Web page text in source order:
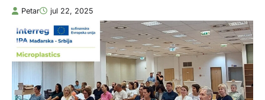
Petar jul 22, 2025